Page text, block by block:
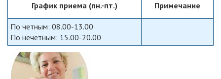
График приема (пн.-пт.)
Примечание
По четным: 08.00-13.00
По нечетным: 15.00-20.00